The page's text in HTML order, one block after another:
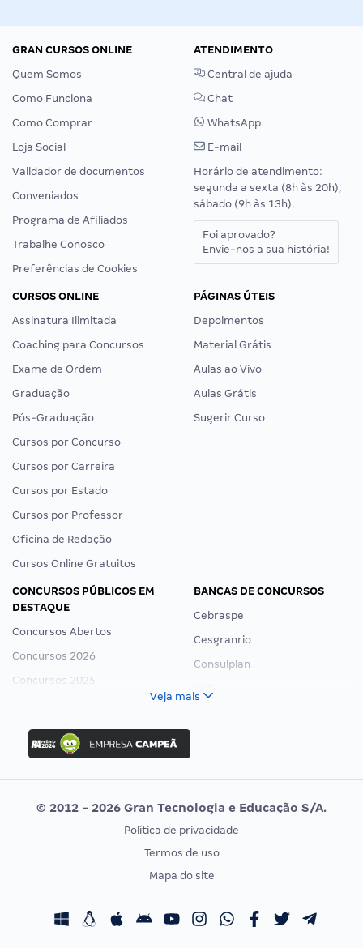
GRAN CURSOS ONLINE
Quem Somos
Como Funciona
Como Comprar
Loja Social
Validador de documentos
Conveniados
Programa de Afiliados
Trabalhe Conosco
Preferências de Cookies
ATENDIMENTO
Central de ajuda
Chat
WhatsApp
E-mail
Horário de atendimento:
segunda a sexta (8h às 20h),
sábado (9h às 13h).
Foi aprovado?
Envie-nos a sua história!
CURSOS ONLINE
Assinatura Ilimitada
Coaching para Concursos
Exame de Ordem
Graduação
Pós-Graduação
Cursos por Concurso
Cursos por Carreira
Cursos por Estado
Cursos por Professor
Oficina de Redação
Cursos Online Gratuitos
PÁGINAS ÚTEIS
Depoimentos
Material Grátis
Aulas ao Vivo
Aulas Grátis
Sugerir Curso
CONCURSOS PÚBLICOS EM
DESTAQUE
Concursos Abertos
Concursos 2026
Concursos 2025
Concurso Nacional Unificado
Concurso Ibama
Concurso MPU
Editais publicados
BANCAS DE CONCURSOS
Cebraspe
Cesgranrio
Consulplan
Vunesp
CONCURSOS POR PROFISSÃO
Concursos Fiscais
EXAME DE ORDEM
Calendário OAB
Veja mais
© 2012 - 2026 Gran Tecnologia e Educação S/A.
Política de privacidade
Termos de uso
Mapa do site